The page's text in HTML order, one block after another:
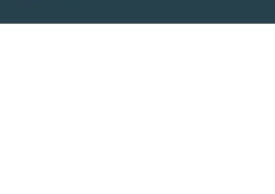
いう方にこそ参加いただきたいイベントで